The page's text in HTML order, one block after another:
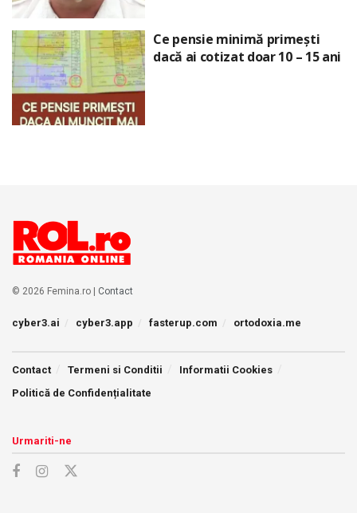
Ce pensie minimă primești
dacă ai cotizat doar 10 – 15 ani
© 2026 Femina.ro | Contact
cyber3.ai cyber3.app fasterup.com ortodoxia.me
Contact Termeni si Conditii
Informatii Cookies
Politică de Confidențialitate
Urmariti-ne